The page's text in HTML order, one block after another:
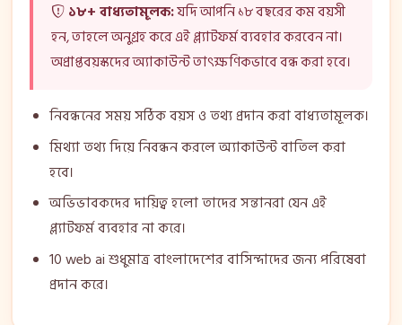
১৮+ বাধ্যতামূলক:যদি আপনি ১৮ বছরের কম বয়সী
হন, তাহলে অনুগ্রহ করে এই প্ল্যাটফর্ম ব্যবহার করবেন না।
অপ্রাপ্তবয়স্কদের অ্যাকাউন্ট তাৎক্ষণিকভাবে বন্ধ করা হবে।
নিবন্ধনের সময় সঠিক বয়স ও তথ্য প্রদান করা বাধ্যতামূলক।
মিথ্যা তথ্য দিয়ে নিবন্ধন করলে অ্যাকাউন্ট বাতিল করা
হবে।
অভিভাবকদের দায়িত্ব হলো তাদের সন্তানরা যেন এই
প্ল্যাটফর্ম ব্যবহার না করে।
10 web ai শুধুমাত্র বাংলাদেশের বাসিন্দাদের জন্য পরিষেবা
প্রদান করে।